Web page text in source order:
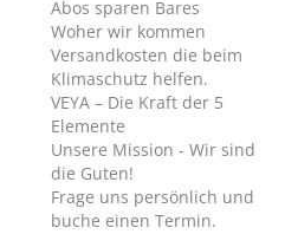
Abos sparen Bares
Woher wir kommen
Versandkosten die beim
Klimaschutz helfen.
VEYA – Die Kraft der 5
Elemente
Unsere Mission - Wir sind
die Guten!
Frage uns persönlich und
buche einen Termin.